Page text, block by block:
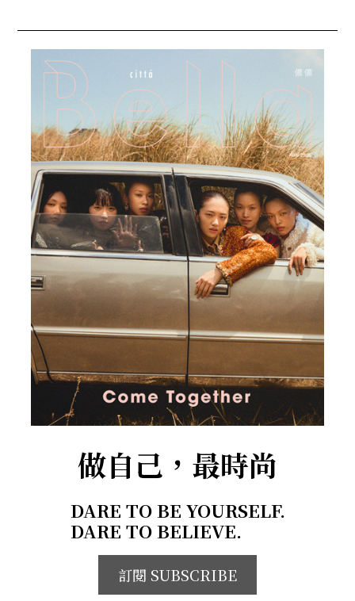
做自己，最時尚
DARE TO BE YOURSELF.
DARE TO BELIEVE.
訂閱 SUBSCRIBE